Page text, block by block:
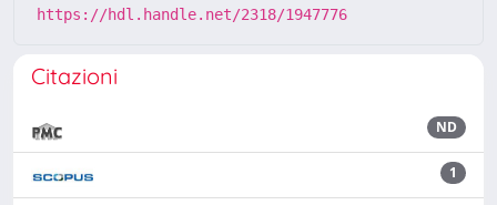
https://hdl.handle.net/2318/1947776
Citazioni
ND
1